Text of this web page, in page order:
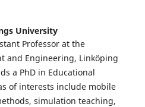
University
Professor at the
and Engineering, Linköping
a PhD in Educational
of interests include mobile
simulation teaching,